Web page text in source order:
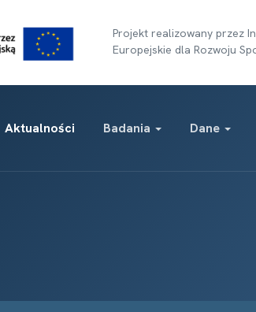
Projekt realizowany przez
Europejskie dla Rozwoju
Aktualności Badania Dane